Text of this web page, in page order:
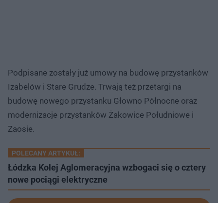
Podpisane zostały już umowy na budowę przystanków
Izabelów i Stare Grudze. Trwają też przetargi na
budowę nowego przystanku Głowno Północne oraz
modernizacje przystanków Żakowice Południowe i
Zaosie.
POLECANY ARTYKUŁ:
Łódzka Kolej Aglomeracyjna wzbogaci się o cztery
nowe pociągi elektryczne